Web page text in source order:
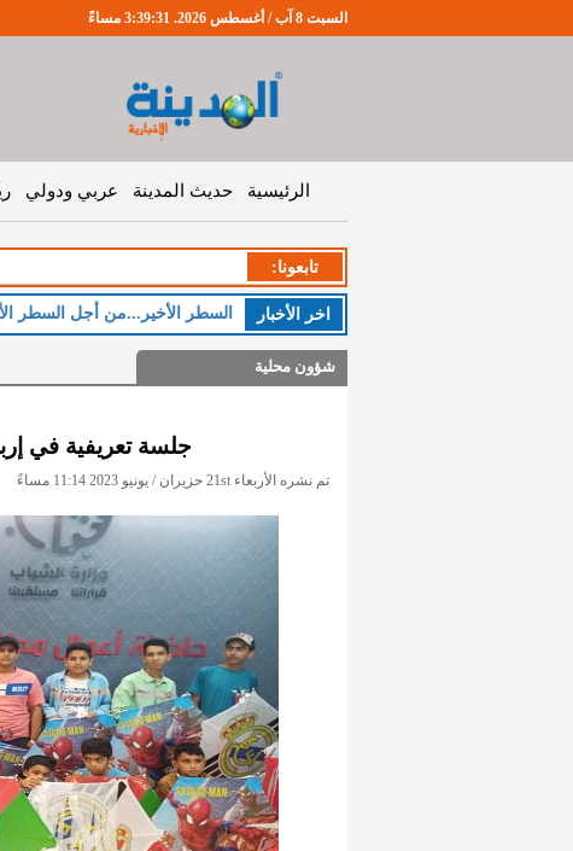
السبت 8 آب / أغسطس 2026. 3:39:32 مساءً
الرئيسية حديث المدينة عربي ودولي
تابعونا:
اخر اﻷخبار ال
شؤون محلية
جلسة تعريفية في
تم نشره الأربعاء 21st حزيران / يونيو 2023 11:14 مساءً